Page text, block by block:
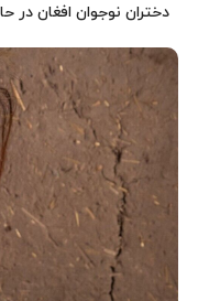
دختران نوجوان افغان در